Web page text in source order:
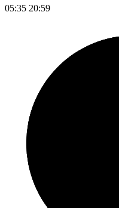
05:35 20:59